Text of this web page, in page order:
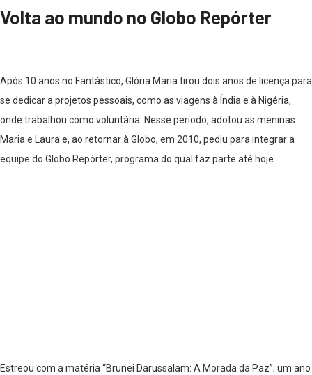
Volta ao mundo no Globo Repórter
Após 10 anos no Fantástico, Glória Maria tirou dois anos de licença para
se dedicar a projetos pessoais, como as viagens à Índia e à Nigéria,
onde trabalhou como voluntária. Nesse período, adotou as meninas
Maria e Laura e, ao retornar à Globo, em 2010, pediu para integrar a
equipe do Globo Repórter, programa do qual faz parte até hoje.
Estreou com a matéria “Brunei Darussalam: A Morada da Paz”; um ano